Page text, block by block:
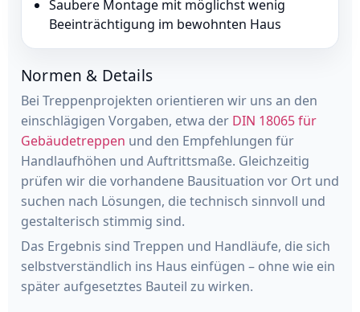
Saubere Montage mit möglichst wenig
Beeinträchtigung im bewohnten Haus
Normen & Details
Bei Treppenprojekten orientieren wir uns an den
einschlägigen Vorgaben, etwa der DIN 18065 für
Gebäudetreppen und den Empfehlungen für
Handlaufhöhen und Auftrittsmaße. Gleichzeitig
prüfen wir die vorhandene Bausituation vor Ort und
suchen nach Lösungen, die technisch sinnvoll und
gestalterisch stimmig sind.
Das Ergebnis sind Treppen und Handläufe, die sich
selbstverständlich ins Haus einfügen – ohne wie ein
später aufgesetztes Bauteil zu wirken.